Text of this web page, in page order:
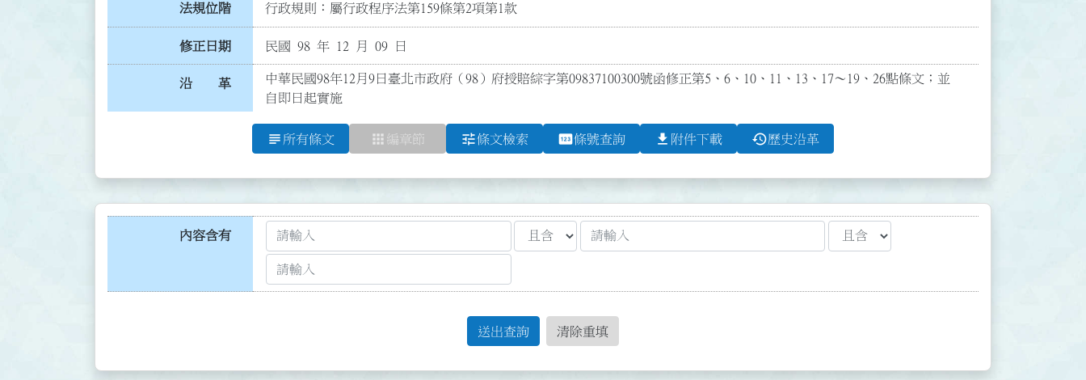
法規位階 行政規則：屬行政程序法第159條第2項第1款
修正日期 民國 98 年 12 月 09 日
沿 革
中華民國98年12月9日臺北市政府（98）府授賠綜字第09837100300號函修正第5、6、10、11、13、17～19、26點條文；並
自即日起實施
subject 所有條文 apps 編章節 tune條文檢索 pin條號查詢 file_download 附件下載 history歷史沿革
內容含有
送出查詢 清除重填